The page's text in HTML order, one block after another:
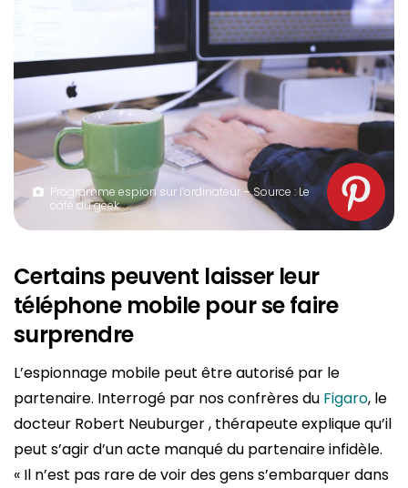
Programme espion sur l’ordinateur – Source : Le
café du geek
Certains peuvent laisser leur
téléphone mobile pour se faire
surprendre
L’espionnage mobile peut être autorisé par le
partenaire. Interrogé par nos confrères du Figaro, le
docteur Robert Neuburger , thérapeute explique qu’il
peut s’agir d’un acte manqué du partenaire infidèle.
« Il n’est pas rare de voir des gens s’embarquer dans